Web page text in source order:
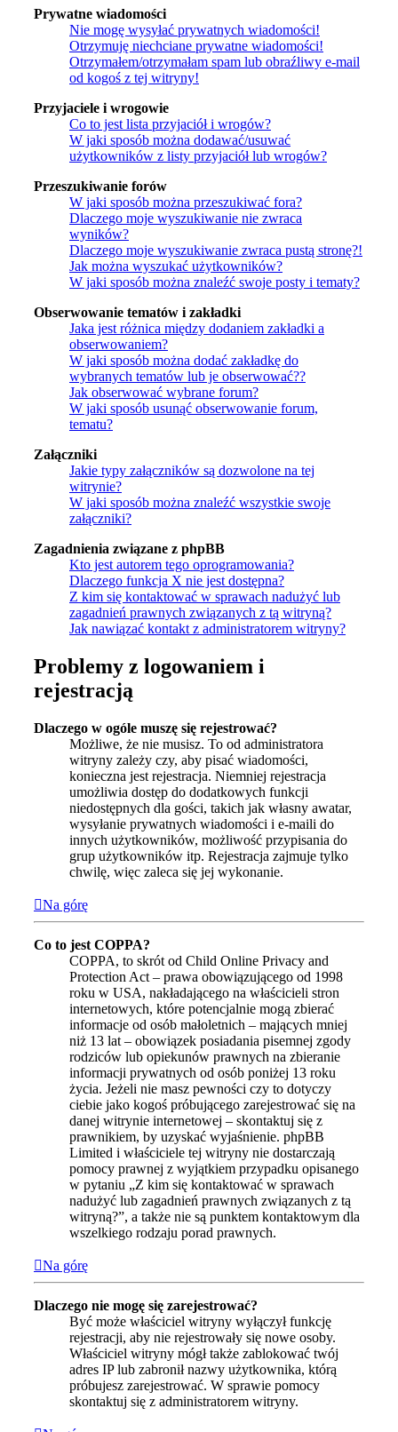
Prywatne wiadomości
Nie mogę wysyłać prywatnych wiadomości!
Otrzymuję niechciane prywatne wiadomości!
Otrzymałem/otrzymałam spam lub obraźliwy e-mail
od kogoś z tej witryny!
Przyjaciele i wrogowie
Co to jest lista przyjaciół i wrogów?
W jaki sposób można dodawać/usuwać
użytkowników z listy przyjaciół lub wrogów?
Przeszukiwanie forów
W jaki sposób można przeszukiwać fora?
Dlaczego moje wyszukiwanie nie zwraca
wyników?
Dlaczego moje wyszukiwanie zwraca pustą stronę?!
Jak można wyszukać użytkowników?
W jaki sposób można znaleźć swoje posty i tematy?
Obserwowanie tematów i zakładki
Jaka jest różnica między dodaniem zakładki a
obserwowaniem?
W jaki sposób można dodać zakładkę do
wybranych tematów lub je obserwować??
Jak obserwować wybrane forum?
W jaki sposób usunąć obserwowanie forum,
tematu?
Załączniki
Jakie typy załączników są dozwolone na tej
witrynie?
W jaki sposób można znaleźć wszystkie swoje
załączniki?
Zagadnienia związane z phpBB
Kto jest autorem tego oprogramowania?
Dlaczego funkcja X nie jest dostępna?
Z kim się kontaktować w sprawach nadużyć lub
zagadnień prawnych związanych z tą witryną?
Jak nawiązać kontakt z administratorem witryny?
Problemy z logowaniem i
rejestracją
Dlaczego w ogóle muszę się rejestrować?
Możliwe, że nie musisz. To od administratora
witryny zależy czy, aby pisać wiadomości,
konieczna jest rejestracja. Niemniej rejestracja
umożliwia dostęp do dodatkowych funkcji
niedostępnych dla gości, takich jak własny awatar,
wysyłanie prywatnych wiadomości i e-maili do
innych użytkowników, możliwość przypisania do
grup użytkowników itp. Rejestracja zajmuje tylko
chwilę, więc zaleca się jej wykonanie.
Na górę
Co to jest COPPA?
COPPA, to skrót od Child Online Privacy and
Protection Act – prawa obowiązującego od 1998
roku w USA, nakładającego na właścicieli stron
internetowych, które potencjalnie mogą zbierać
informacje od osób małoletnich – mających mniej
niż 13 lat – obowiązek posiadania pisemnej zgody
rodziców lub opiekunów prawnych na zbieranie
informacji prywatnych od osób poniżej 13 roku
życia. Jeżeli nie masz pewności czy to dotyczy
ciebie jako kogoś próbującego zarejestrować się na
danej witrynie internetowej – skontaktuj się z
prawnikiem, by uzyskać wyjaśnienie. phpBB
Limited i właściciele tej witryny nie dostarczają
pomocy prawnej z wyjątkiem przypadku opisanego
w pytaniu „Z kim się kontaktować w sprawach
nadużyć lub zagadnień prawnych związanych z tą
witryną?”, a także nie są punktem kontaktowym dla
wszelkiego rodzaju porad prawnych.
Na górę
Dlaczego nie mogę się zarejestrować?
Być może właściciel witryny wyłączył funkcję
rejestracji, aby nie rejestrowały się nowe osoby.
Właściciel witryny mógł także zablokować twój
adres IP lub zabronił nazwy użytkownika, którą
próbujesz zarejestrować. W sprawie pomocy
skontaktuj się z administratorem witryny.